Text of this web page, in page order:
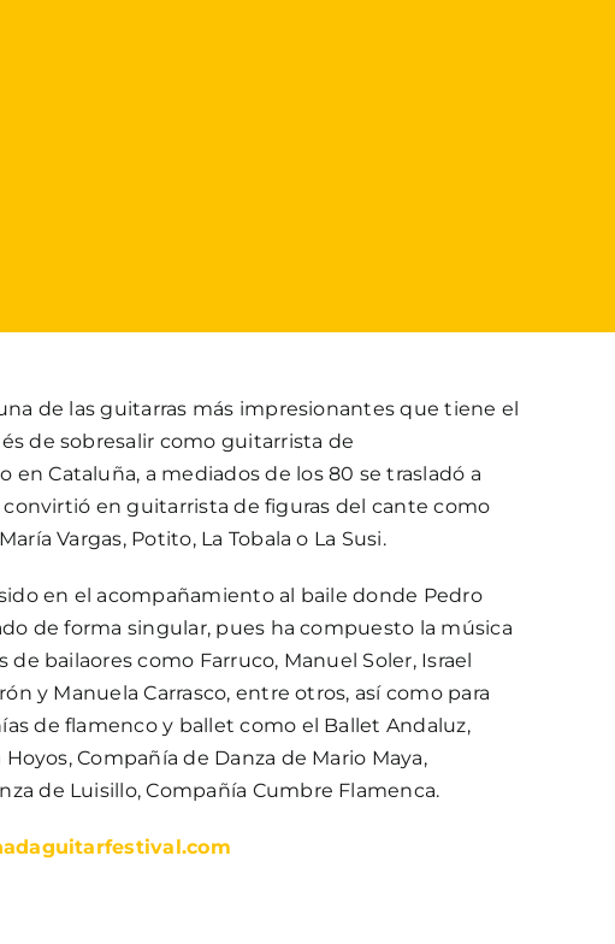
de las guitarras más impresionantes que tiene el
de sobresalir como guitarrista de
en Cataluña, a mediados de los 80 se trasladó a
convirtió en guitarrista de figuras del cante como
Vargas, Potito, La Tobala o La Susi.
en el acompañamiento al baile donde Pedro
de forma singular, pues ha compuesto la música
de bailaores como Farruco, Manuel Soler, Israel
y Manuela Carrasco, entre otros, así como para
de flamenco y ballet como el Ballet Andaluz,
Compañía de Danza de Mario Maya,
de Luisillo, Compañía Cumbre Flamenca.